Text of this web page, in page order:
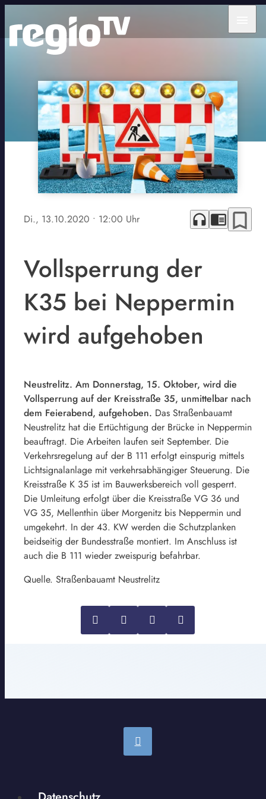
Di., 13.10.2020 • 12:00 Uhr headphones chrome_reader_mode bookmark_border
Vollsperrung der
K35 bei Neppermin
wird aufgehoben
Neustrelitz. Am Donnerstag, 15. Oktober, wird die
Vollsperrung auf der Kreisstraße 35, unmittelbar nach
dem Feierabend, aufgehoben. Das Straßenbauamt
Neustrelitz hat die Ertüchtigung der Brücke in Neppermin
beauftragt. Die Arbeiten laufen seit September. Die
Verkehrsregelung auf der B 111 erfolgt einspurig mittels
Lichtsignalanlage mit verkehrsabhängiger Steuerung. Die
Kreisstraße K 35 ist im Bauwerksbereich voll gesperrt.
Die Umleitung erfolgt über die Kreisstraße VG 36 und
VG 35, Mellenthin über Morgenitz bis Neppermin und
umgekehrt. In der 43. KW werden die Schutzplanken
beidseitig der Bundesstraße montiert. Im Anschluss ist
auch die B 111 wieder zweispurig befahrbar.
Quelle. Straßenbauamt Neustrelitz